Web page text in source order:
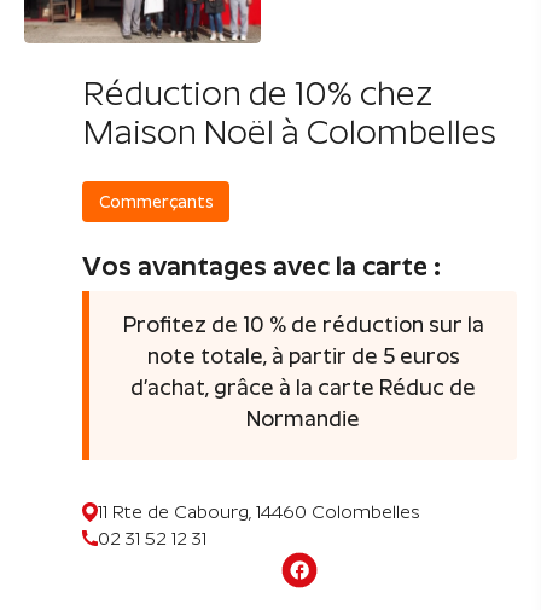
Réduction de 10% chez
Maison Noël à Colombelles
Commerçants
Vos avantages avec la carte :
Profitez de 10 % de réduction sur la
note totale, à partir de 5 euros
d’achat, grâce à la carte Réduc de
Normandie
11 Rte de Cabourg, 14460 Colombelles
02 31 52 12 31